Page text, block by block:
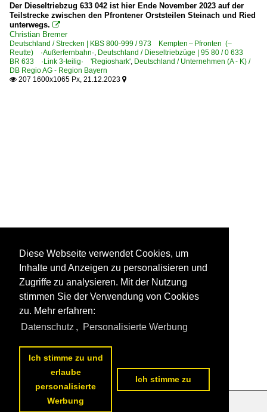
Der Dieseltriebzug 633 042 ist hier Ende November 2023 auf der
Teilstrecke zwischen den Pfrontener Orststeilen Steinach und Ried
unterwegs. 
Christian Bremer
Deutschland / Strecken | KBS 800-999 / 973 Kempten – Pfronten (–
Reutte) ·Außerfernbahn·, Deutschland / Dieseltriebzüge | 95 80 / 0 633
BR 633 ·Link 3-teilig· 'Regioshark', Deutschland / Unternehmen (A - K) /
DB Regio AG - Region Bayern
 207 1600x1065 Px, 21.12.2023 
Diese Webseite verwendet Cookies, um
Inhalte und Anzeigen zu personalisieren und
Zugriffe zu analysieren. Mit der Nutzung
stimmen Sie der Verwendung von Cookies
zu. Mehr erfahren:
Datenschutz , Personalisierte Werbung
Ich stimme zu und
erlaube
personalisierte
Werbung
Ich stimme zu